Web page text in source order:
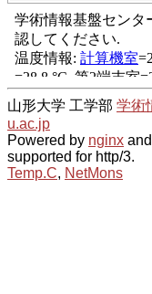
山形大学 工学部 学術
u.ac.jp
Powered by nginx and
supported for http/3.
Temp.C, NetMons